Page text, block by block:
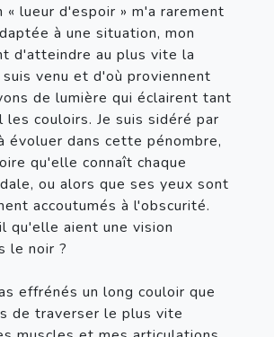
lueur d'espoir » m'a rarement
à une situation, mon
d'atteindre au plus vite la
venu et d'où proviennent
de lumière qui éclairent tant
les couloirs. Je suis sidéré par
évoluer dans cette pénombre,
qu'elle connaît chaque
ou alors que ses yeux sont
accoutumés à l'obscurité.
qu'elle aient une vision
le noir ?
effrénés un long couloir que
de traverser le plus vite